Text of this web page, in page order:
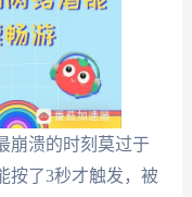
崩溃的时刻莫过于
按了3秒才触发，被